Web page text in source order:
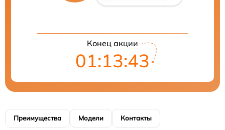
Конец акции
01:13:43
Преимущества Модели Контакты